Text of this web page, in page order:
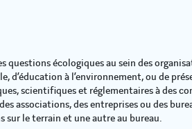
questions écologiques au sein des
à l’environnement, ou de
scientifiques et réglementaires à des
associations, des entreprises ou des
sur le terrain et une autre au bureau.